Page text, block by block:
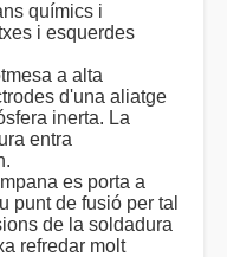
químics i
i esquerdes
a alta
d'una aliatge
inerta. La
entra
es porta a
punt de fusió per tal
de la soldadura
refredar molt